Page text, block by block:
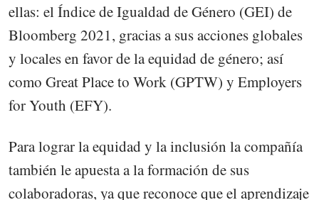
ellas: el Índice de Igualdad de Género (GEI) de
Bloomberg 2021, gracias a sus acciones globales
y locales en favor de la equidad de género; así
como Great Place to Work (GPTW) y Employers
for Youth (EFY).
Para lograr la equidad y la inclusión la compañía
también le apuesta a la formación de sus
colaboradoras, ya que reconoce que el aprendizaje